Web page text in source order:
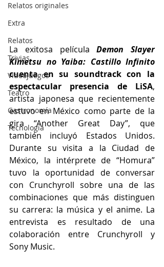
Relatos originales
Extra
Relatos
Trivias
Videojuegos
Teatro
Gastronomía
Tecnología
La exitosa película Demon Slayer
cuenta en su soundtrack con la
espectacular presencia de LiSA,
artista japonesa que recientemente
estuvo en México como parte de la
gira “Another Great Day”, que
también incluyó Estados Unidos.
Durante su visita a la Ciudad de
México, la intérprete de “Homura”
tuvo la oportunidad de conversar
con Crunchyroll sobre una de las
combinaciones que más distinguen
su carrera: la música y el anime. La
entrevista es resultado de una
colaboración entre Crunchyroll y
Sony Music.